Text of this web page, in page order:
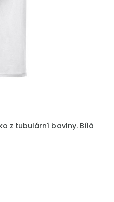
z tubulární bavlny. Bílá